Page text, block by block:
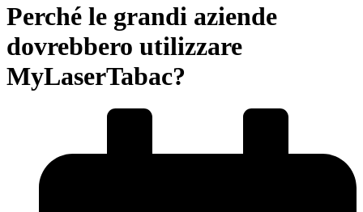
Perché le grandi aziende
dovrebbero utilizzare
MyLaserTabac?